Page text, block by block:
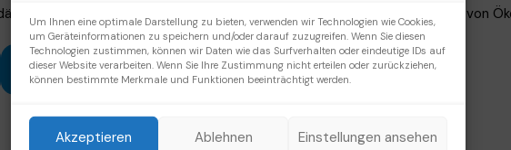
Um Ihnen eine optimale Darstellung zu bieten, verwenden wir Technologien wie Cookies,
um Geräteinformationen zu speichern und/oder darauf zuzugreifen. Wenn Sie diesen
Technologien zustimmen, können wir Daten wie das Surfverhalten oder eindeutige IDs auf
dieser Website verarbeiten. Wenn Sie Ihre Zustimmung nicht erteilen oder zurückziehen,
können bestimmte Merkmale und Funktionen beeinträchtigt werden.
Akzeptieren Ablehnen Einstellungen ansehen
Rohstoffreserven und der Erhaltung der Umwelt sowie Renaturierung von
Teilnehmerliste – Download